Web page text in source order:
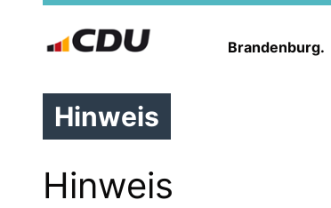
Brandenburg.
Hinweis
Hinweis